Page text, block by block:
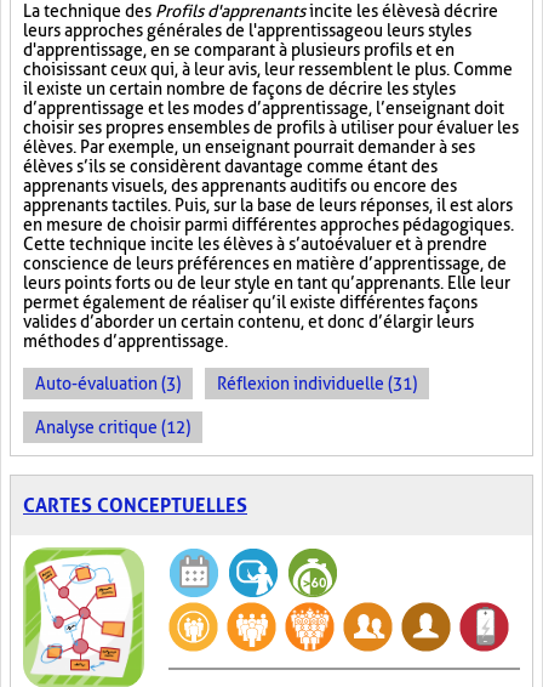
La technique des Profils d'apprenantsincite les élèves à décrire
leurs approches générales de l'apprentissage ou leurs styles
d'apprentissage, en se comparant à plusieurs profils et en
choisissant ceux qui, à leur avis, leur ressemblent le plus. Comme
il existe un certain nombre de façons de décrire les styles
d’apprentissage et les modes d’apprentissage, l’enseignant doit
choisir ses propres ensembles de profils à utiliser pour évaluer les
élèves. Par exemple, un enseignant pourrait demander à ses
élèves s’ils se considèrent davantage comme étant des
apprenants visuels, des apprenants auditifs ou encore des
apprenants tactiles. Puis, sur la base de leurs réponses, il est alors
en mesure de choisir parmi différentes approches pédagogiques.
Cette technique incite les élèves à s’autoévaluer et à prendre
conscience de leurs préférences en matière d’apprentissage, de
leurs points forts ou de leur style en tant qu’apprenants. Elle leur
permet également de réaliser qu’il existe différentes façons
valides d’aborder un certain contenu, et donc d’élargir leurs
méthodes d’apprentissage.
Auto-évaluation (3) Réflexion individuelle (31)
Analyse critique (12)
CARTES CONCEPTUELLES